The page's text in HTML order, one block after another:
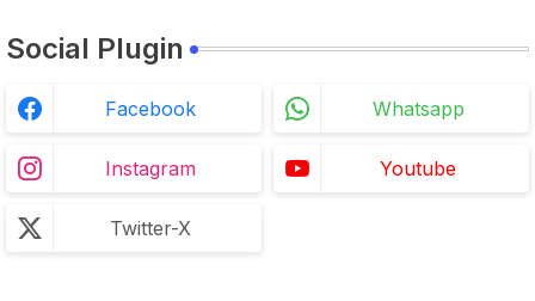
Social Plugin
Facebook Whatsapp
Instagram Youtube
Twitter-X